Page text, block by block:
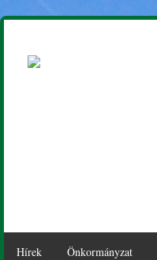
Hírek Önkormányzat